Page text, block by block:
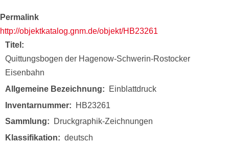
Permalink
http://objektkatalog.gnm.de/objekt/HB23261
Titel
Quittungsbogen der Hagenow-Schwerin-Rostocker
Eisenbahn
Allgemeine Bezeichnung
Einblattdruck
Inventarnummer
HB23261
Sammlung
Druckgraphik-Zeichnungen
Klassifikation
deutsch